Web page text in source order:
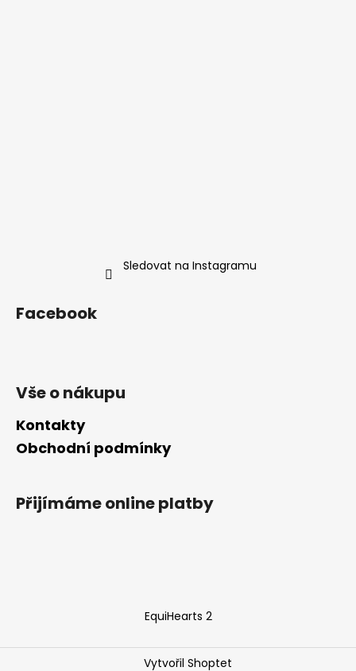
Sledovat na Instagramu
Facebook
Vše o nákupu
Kontakty
Obchodní podmínky
Přijímáme online platby
EquiHearts 2
Vytvořil Shoptet